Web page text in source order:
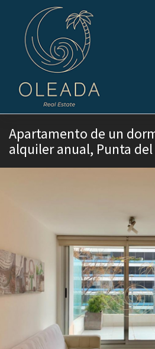
Apartamento de un
alquiler anual, Punta del